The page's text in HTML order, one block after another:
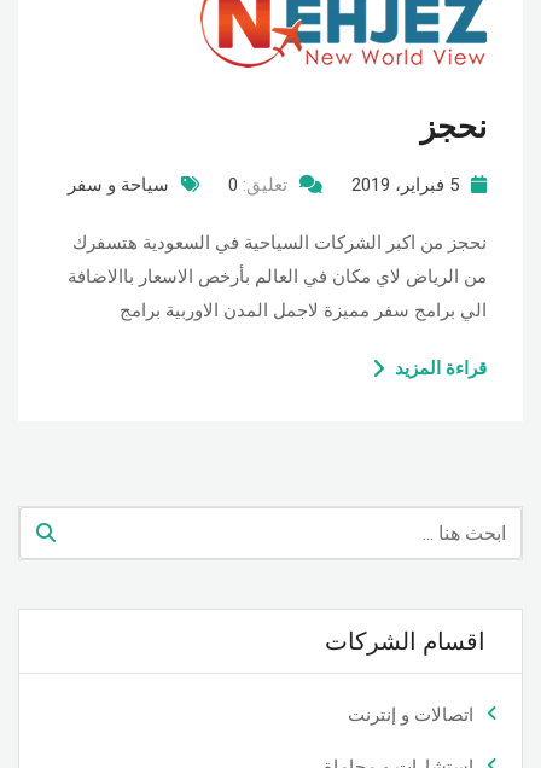
نحجز
5 فبراير، 2019 تعليق: 0 سياحة و سفر
نحجز من اكبر الشركات السياحية في السعودية هتسفرك
من الرياض لاي مكان في العالم بأرخص الاسعار باالاضافة
الي برامج سفر مميزة لاجمل المدن الاوربية برامج
قراءة المزيد
اقسام الشركات
اتصالات و إنترنت